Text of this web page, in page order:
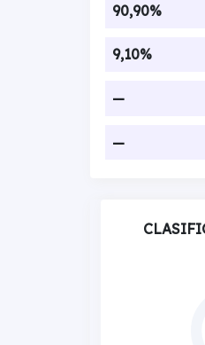
90,90%
9,10%
—
—